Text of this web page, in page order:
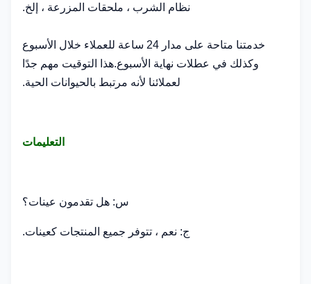
نظام الشرب ، ملحقات المزرعة ، إلخ.
خدمتنا متاحة على مدار 24 ساعة للعملاء خلال الأسبوع
وكذلك في عطلات نهاية الأسبوع.هذا التوقيت مهم جدًا
لعملائنا لأنه مرتبط بالحيوانات الحية.
التعليمات
س: هل تقدمون عينات؟
ج: نعم ، تتوفر جميع المنتجات كعينات.